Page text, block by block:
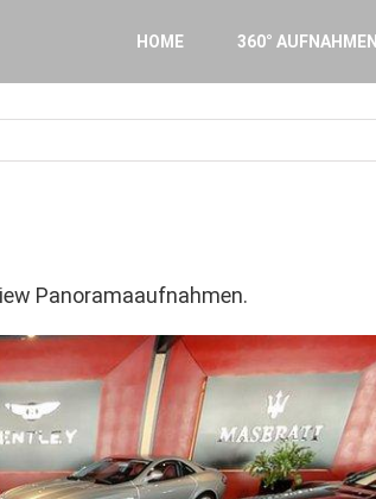
HOME 360° AUFNAHMEN
Panoramaaufnahmen.